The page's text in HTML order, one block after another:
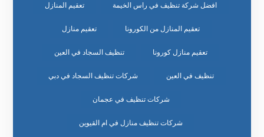
افضل شركة تنظيف في راس الخيمة تعقيم المنازل
تعقيم المنازل من الكورونا تعقيم منازل
تعقيم منازل كورونا تنظيف السجاد في العين
تنظيف في العين شركات تنظيف السجاد في دبي
شركات تنظيف في عجمان
شركات تنظيف منازل في ام القيوين